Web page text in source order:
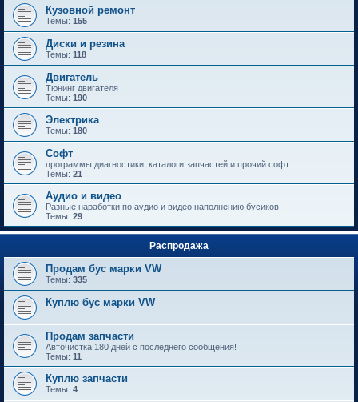
Кузовной ремонт
Темы: 155
Диски и резина
Темы: 118
Двигатель
Тюнинг двигателя
Темы: 190
Электрика
Темы: 180
Софт
программы диагностики, каталоги запчастей и прочий софт.
Темы: 21
Аудио и видео
Разные наработки по аудио и видео наполнению бусиков
Темы: 29
Распродажа
Продам бус марки VW
Темы: 335
Куплю бус марки VW
Продам запчасти
Авточистка 180 дней с последнего сообщения!
Темы: 11
Куплю запчасти
Темы: 4